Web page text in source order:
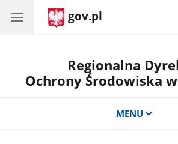
gov.pl
Regionalna
Ochrony Środowiska
MENU